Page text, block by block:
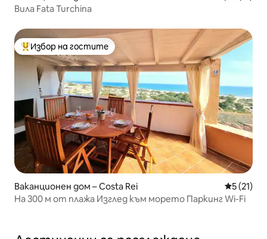
Вила Fata Turchina
Най-популярен избор на гостите
Избор на гостите
Ваканционен дом – Costa Rei Средна
5 (21)
На 300 м от плажа Изглед към морето Паркинг Wi-Fi